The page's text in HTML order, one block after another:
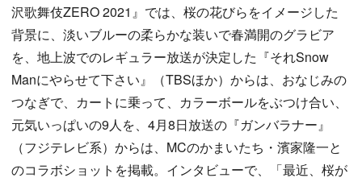
沢歌舞伎ZERO 2021』では、桜の花びらをイメージした
背景に、淡いブルーの柔らかな装いで春満開のグラビア
を、地上波でのレギュラー放送が決定した『それSnow
Manにやらせて下さい』（TBSほか）からは、おなじみの
つなぎで、カートに乗って、カラーボールをぶつけ合い、
元気いっぱいの9人を、4月8日放送の『ガンバラナー』
（フジテレビ系）からは、MCのかまいたち・濱家隆一と
のコラボショットを掲載。インタビューで、「最近、桜が